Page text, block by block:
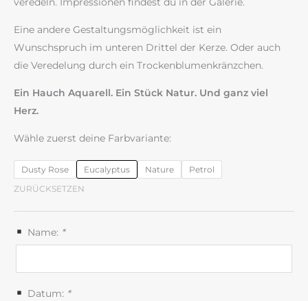
Eine andere Gestaltungsmöglichkeit ist ein
Wunschspruch im unteren Drittel der Kerze. Oder auch
die Veredelung durch ein Trockenblumenkränzchen.
Ein Hauch Aquarell. Ein Stück Natur. Und ganz viel
Herz.
Wähle zuerst deine Farbvariante:
Dusty Rose Eucalyptus Nature
Petrol
ZURÜCKSETZEN
Name: *
Datum: *